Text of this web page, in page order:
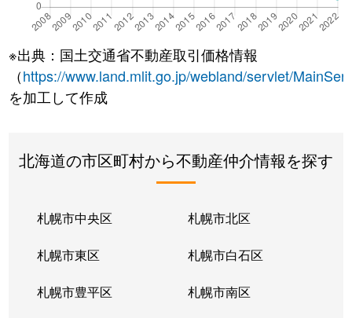
※出典：国土交通省不動産取引価格情報
（https://www.land.mlit.go.jp/webland/servlet/
を加工して作成
北海道の市区町村から不動産仲介情報を探す
札幌市中央区 札幌市北区
札幌市東区 札幌市白石区
札幌市豊平区 札幌市南区